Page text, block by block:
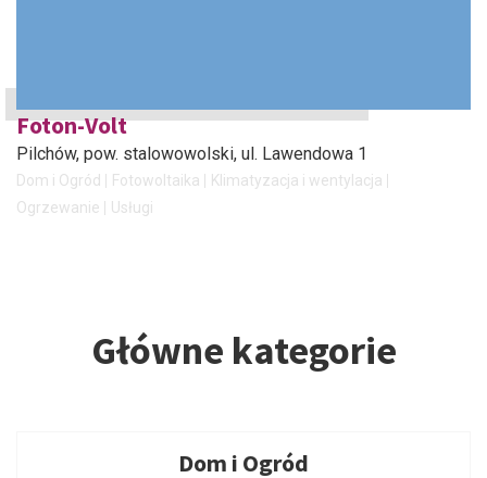
Foton-Volt
Pilchów, pow. stalowowolski, ul. Lawendowa 1
Dom i Ogród Fotowoltaika
Klimatyzacja i wentylacja
Ogrzewanie
Usługi
Główne kategorie
Dom i Ogród